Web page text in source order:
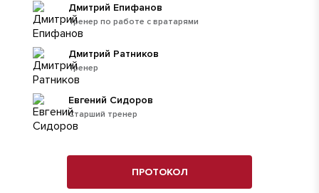
Тренер по работе с вратарями
Дмитрий Епифанов
Тренер
Дмитрий Ратников
Старший тренер
Евгений Сидоров
ПРОТОКОЛ